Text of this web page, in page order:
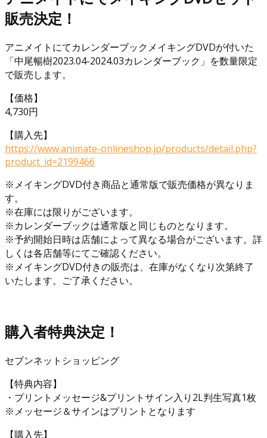
販売決定！
アニメイトにてカレンダーブックメイキングDVDが付いた
「中尾暢樹2023.04-2024.03カレンダーブック」を数量限定
で販売します。
【価格】
4,730円
【購入先】
https://www.animate-onlineshop.jp/products/detail.php?
product_id=2199466
※メイキングDVD付き商品と通常版で販売価格が異なりま
す。
※在庫には限りがございます。
※カレンダーブックは通常版と同じものとなります。
※予約開始日時は店舗によって異なる場合がございます。詳
しくは各店舗等にてご確認ください。
※メイキングDVD付きの販売は、在庫がなくなり次第終了
いたします。ご了承ください。
購入者特典決定！
セブンネットショッピング
【特典内容】
・プリントメッセージ&プリントサイン入り2L判生写真1枚
※メッセージ＆サインはプリントとなります
【購入先】